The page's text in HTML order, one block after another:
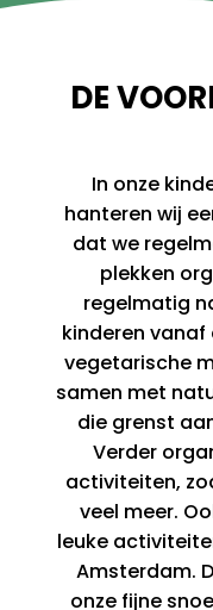
DE
In onze
hanteren wij
dat we
plekken
regelmatig
kinderen vanaf
vegetarische
samen met
die grenst
Verder
activiteiten,
veel meer.
leuke
Amsterdam.
onze fijne